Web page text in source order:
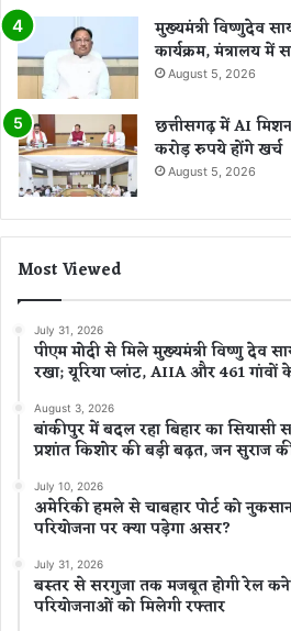
मुख्यमंत्री विष्णुदेव
कार्यक्रम, मंत्रालय में
August 5, 2026
छत्तीसगढ़ में AI
करोड़ रुपये होंगे खर्च
August 5, 2026
Most Viewed
July 31, 2026
पीएम मोदी से मिले मुख्यमंत्री विष्णु देव
रखा; यूरिया प्लांट, AIIA और 461 गांवों
August 3, 2026
बांकीपुर में बदल रहा बिहार का
प्रशांत किशोर की बड़ी बढ़त, जन
July 10, 2026
अमेरिकी हमले से चाबहार पोर्ट को
परियोजना पर क्या पड़ेगा असर?
July 31, 2026
बस्तर से सरगुजा तक मजबूत होगी रेल
परियोजनाओं को मिलेगी रफ्तार